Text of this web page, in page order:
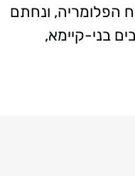
הפלומריה, ונחתם
בני-קיימא,